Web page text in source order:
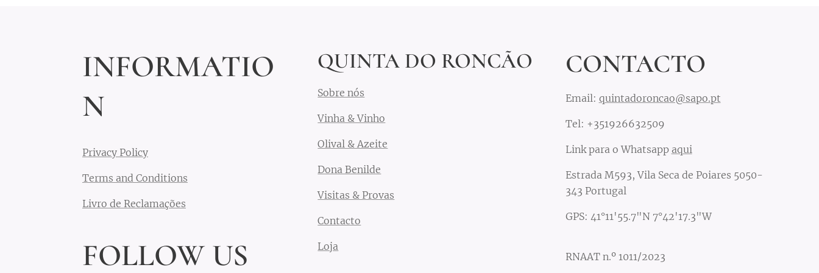
INFORMATIO
N
Privacy Policy
Terms and Conditions
Livro de Reclamações
FOLLOW US
QUINTA DO RONCÃO
Sobre nós
Vinha & Vinho
Olival & Azeite
Dona Benilde
Visitas & Provas
Contacto
Loja
CONTACTO
Email: quintadoroncao@sapo.pt
Tel: +351926632509
Link para o Whatsapp aqui
Estrada M593, Vila Seca de Poiares 5050-
343 Portugal
GPS: 41°11'55.7"N 7°42'17.3"W
RNAAT n.º 1011/2023